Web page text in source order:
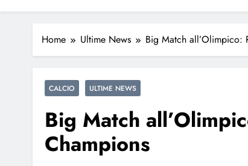
Home Ultime News Big Match all’Olimpico:
CALCIO ULTIME NEWS
Big Match
Champions